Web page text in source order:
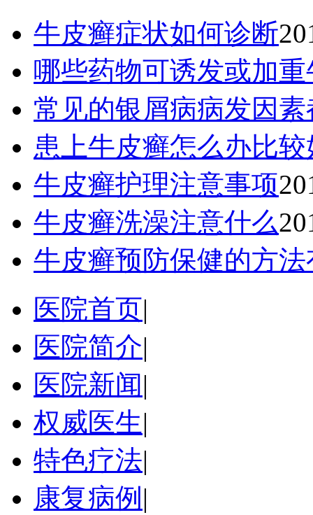
牛皮癣症状如何诊断
哪些药物可诱发或加
常见的银屑病病发因
患上牛皮癣怎么办比较
牛皮癣护理注意事项
牛皮癣洗澡注意什么
牛皮癣预防保健的方
医院首页|
医院简介|
医院新闻|
权威医生|
特色疗法|
康复病例 |